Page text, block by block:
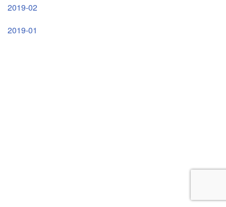
2019-02
2019-01